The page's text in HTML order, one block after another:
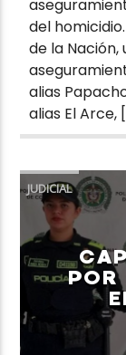
del
de la Nación,
alias
alias El Arce,
JUDICIAL
POR